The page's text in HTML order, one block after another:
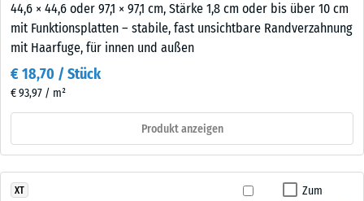
44,6 × 44,6 oder 97,1 × 97,1 cm, Stärke 1,8 cm oder bis über 10 cm
mit Funktionsplatten – stabile, fast unsichtbare Randverzahnung
mit Haarfuge, für innen und außen
€ 18,70 / Stück
€ 93,97 / m²
Produkt anzeigen
Zum
XT